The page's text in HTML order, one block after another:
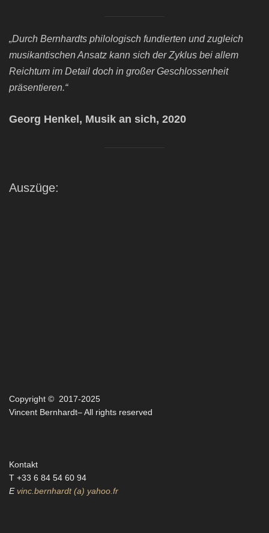
„Durch Bernhardts philologisch fundierten und zugleich
musikantischen Ansatz kann sich der Zyklus bei allem
Reichtum im Detail doch in großer Geschlossenheit
präsentieren.“
Georg Henkel, Musik an sich, 2020
Auszüge:
Copyright © 2017-2025
Vincent Bernhardt– All rights reserved
Kontakt
T +33 6 84 54 60 94‬
E vinc.bernhardt (a) yahoo.fr